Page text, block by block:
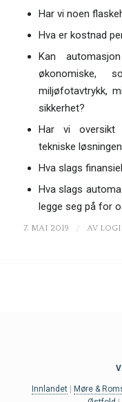
Har vi noen
Hva er kostnad
Kan
økonomiske,
miljøfotavtrykk,
sikkerhet?
Har vi oversikt
tekniske
Hva slags
Hva slags
legge seg på for
7. MAI 2019 / AV
Innlandet |Møre &